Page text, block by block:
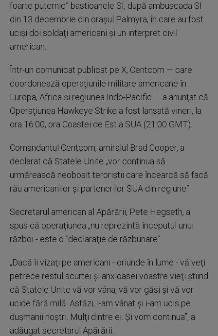
foarte puternic” bastioanele SI, după ambuscada SI
din 13 decembrie din oraşul Palmyra, în care au fost
ucişi doi soldaţi americani şi un interpret civil
american.
Într-un comunicat publicat pe X, Centcom — care
coordonează operaţiunile militare americane în
Europa, Africa şi regiunea Indo-Pacific — a anunţat că
Operaţiunea Hawkeye Strike a fost lansată vineri, la
ora 16:00, ora Coastei de Est a SUA (21:00 GMT).
Comandantul Centcom, amiralul Brad Cooper, a
declarat că Statele Unite „vor continua să
urmărească neobosit teroriştii care încearcă să facă
rău americanilor şi partenerilor SUA din regiune”.
Secretarul american al Apărării, Pete Hegseth, a
spus că operaţiunea „nu reprezintă începutul unui
război - este o ”declaraţie de răzbunare”.
„Dacă îi vizaţi pe americani - oriunde în lume - vă veţi
petrece restul scurtei şi anxioasei voastre vieţi ştiind
că Statele Unite vă vor vâna, vă vor găsi şi vă vor
ucide fără milă. Astăzi, i-am vânat şi i-am ucis pe
duşmanii noştri. Mulţi dintre ei. Şi vom continua”, a
adăugat secretarul Apărării.